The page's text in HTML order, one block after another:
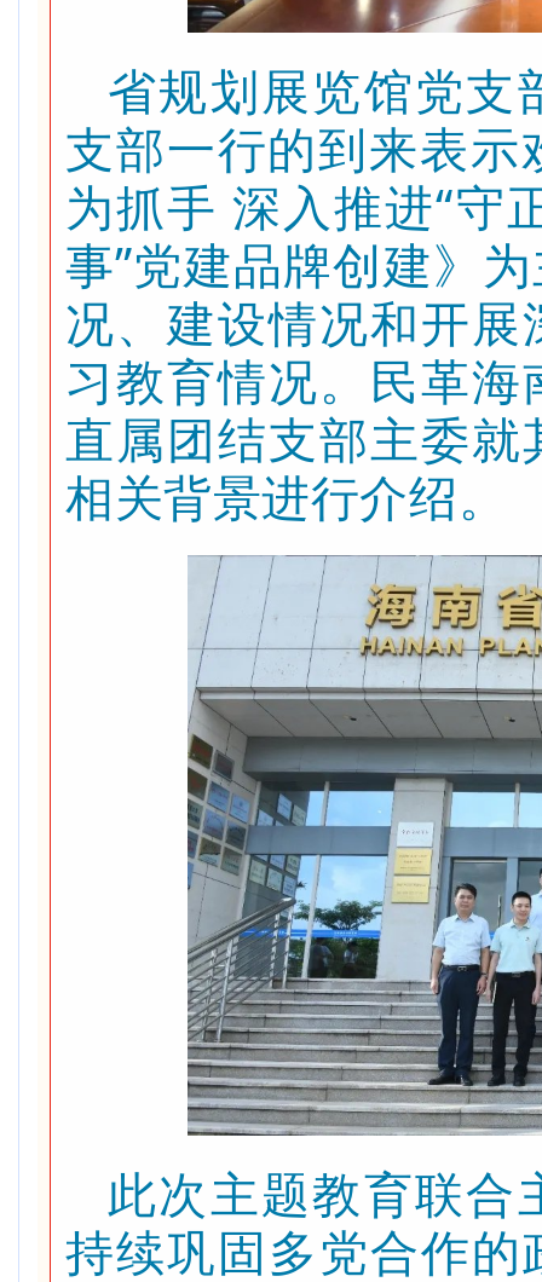
省规划展览馆党支
支部一行的到来表示
为抓手 深入推进“守
事”党建品牌创建》
况、建设情况和开
习教育情况。民革
直属团结支部主委
相关背景进行介绍。
此次主题教育联合
持续巩固多党合作